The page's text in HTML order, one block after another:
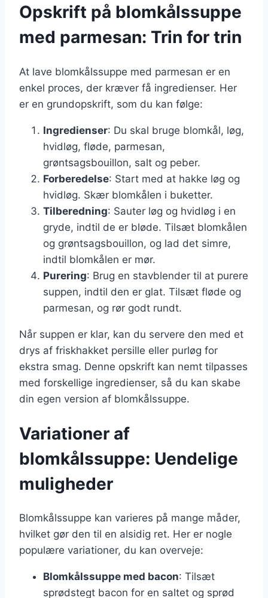
Opskrift på blomkålssuppe
med parmesan: Trin for trin
At lave blomkålssuppe med parmesan er en
enkel proces, der kræver få ingredienser. Her
er en grundopskrift, som du kan følge:
Ingredienser: Du skal bruge blomkål, løg,
hvidløg, fløde, parmesan,
grøntsagsbouillon, salt og peber.
Forberedelse: Start med at hakke løg og
hvidløg. Skær blomkålen i buketter.
Tilberedning: Sauter løg og hvidløg i en
gryde, indtil de er bløde. Tilsæt blomkålen
og grøntsagsbouillon, og lad det simre,
indtil blomkålen er mør.
Purering: Brug en stavblender til at purere
suppen, indtil den er glat. Tilsæt fløde og
parmesan, og rør godt rundt.
Når suppen er klar, kan du servere den med et
drys af friskhakket persille eller purløg for
ekstra smag. Denne opskrift kan nemt tilpasses
med forskellige ingredienser, så du kan skabe
din egen version af blomkålssuppe.
Variationer af
blomkålssuppe: Uendelige
muligheder
Blomkålssuppe kan varieres på mange måder,
hvilket gør den til en alsidig ret. Her er nogle
populære variationer, du kan overveje:
Blomkålssuppe med bacon: Tilsæt
sprødstegt bacon for en saltet og sprød